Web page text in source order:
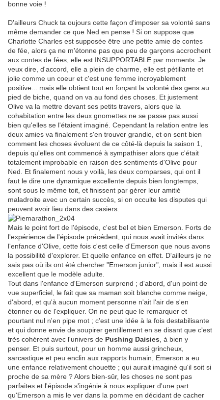
bonne voie !
D'ailleurs Chuck ta oujours cette façon d'imposer sa volonté sans
même demander ce que Ned en pense ! Si on suppose que
Charlotte Charles est supposée être une petite amie de contes
de fée, alors ça ne m'étonne pas que peu de garçons accrochent
aux contes de fées, elle est INSUPPORTABLE par moments. Je
veux dire, d'accord, elle a plein de charme, elle est pétillante et
jolie comme un coeur et c'est une femme incroyablement
positive... mais elle obtient tout en forçant la volonté des gens au
pied de biche, quand on va au fond des choses. Et justement
Olive va la mettre devant ses petits travers, alors que la
cohabitation entre les deux gnomettes ne se passe pas aussi
bien qu'elles se l'étaient imaginé. Cependant la relation entre les
deux amies va finalement s'en trouver grandie, et on sent bien
comment les choses évoluent de ce côté-là depuis la saison 1,
depuis qu'elles ont commencé à sympathiser alors que c'était
totalement improbable en raison des sentiments d'Olive pour
Ned. Et finalement nous y voilà, les deux comparses, qui ont il
faut le dire une dynamique excellente depuis bien longtemps,
sont sous le même toit, et finissent par gérer leur amitié
maladroite avec un certain succès, si on occulte les disputes qui
peuvent avoir lieu dans des casiers.
Mais le point fort de l'épisode, c'est bel et bien Emerson. Forts de
l'expérience de l'épisode précédent, qui nous avait invités dans
l'enfance d'Olive, cette fois c'est celle d'Emerson que nous avons
la possibilité d'explorer. Et quelle enfance en effet. D'ailleurs je ne
sais pas où ils ont été chercher "Emerson junior", mais il est aussi
excellent que le modèle adulte.
Tout dans l'enfance d'Emerson surprend ; d'abord, d'un point de
vue superficiel, le fait que sa maman soit blanche comme neige,
d'abord, et qu'à aucun moment personne n'ait l'air de s'en
étonner ou de l'expliquer. On ne peut que le remarquer et
pourtant nul n'en pipe mot ; c'est une idée à la fois destabilisante
et qui donne envie de soupirer gentillement en se disant que c'est
très cohérent avec l'univers de Pushing Daisies , à bien y
penser. Et puis surtout, pour un homme aussi grincheux,
sarcastique et peu enclin aux rapports humain, Emerson a eu
une enfance relativement chouette ; qui aurait imaginé qu'il soit si
proche de sa mère ? Alors bien-sûr, les choses ne sont pas
parfaites et l'épisode s'ingénie à nous expliquer d'une part
qu'Emerson a mis le ver dans la pomme en décidant de cacher